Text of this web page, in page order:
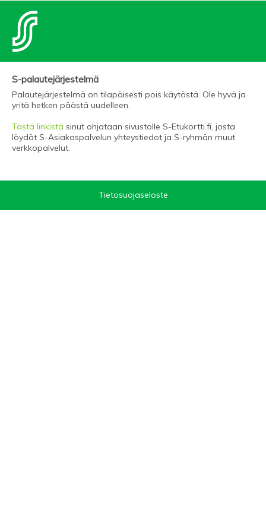
S-palautejärjestelmä
Palautejärjestelmä on tilapäisesti pois käytöstä. Ole hyvä ja
yritä hetken päästä uudelleen.
Tästä linkistä sinut ohjataan sivustolle S-Etukortti.fi, josta
löydät S-Asiakaspalvelun yhteystiedot ja S-ryhmän muut
verkkopalvelut.
Tietosuojaseloste